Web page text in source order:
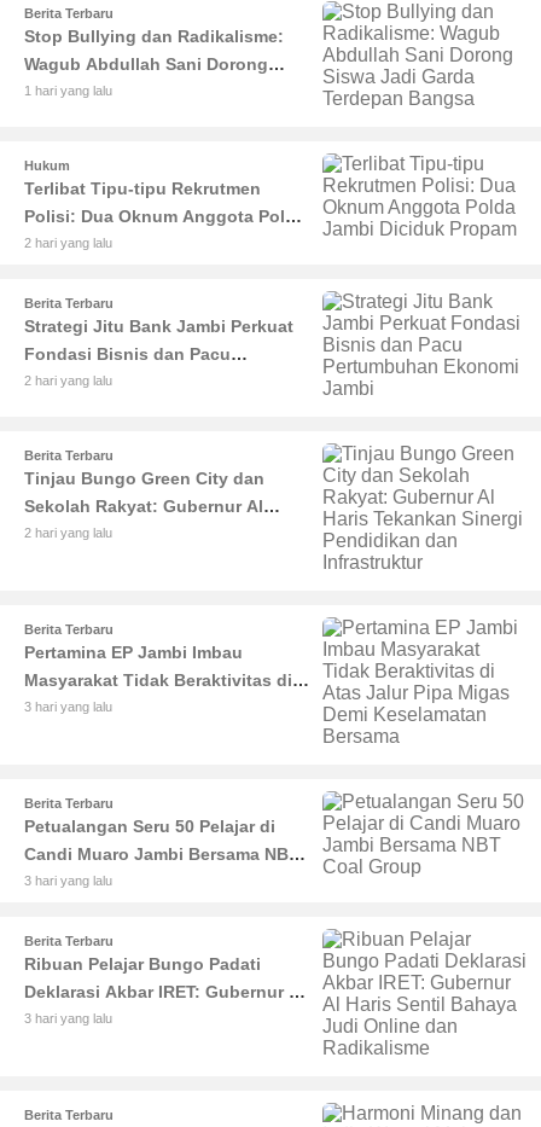
Berita Terbaru
Stop Bullying dan Radikalisme:
Wagub Abdullah Sani Dorong
Siswa Jadi Garda Terdepan
1 hari yang lalu
Hukum
Terlibat Tipu-tipu Rekrutmen
Polisi: Dua Oknum Anggota Polda
Jambi Diciduk Propam
2 hari yang lalu
Berita Terbaru
Strategi Jitu Bank Jambi Perkuat
Fondasi Bisnis dan Pacu
Pertumbuhan Ekonomi Jambi
2 hari yang lalu
Berita Terbaru
Tinjau Bungo Green City dan
Sekolah Rakyat: Gubernur Al
Haris Tekankan Sinergi
2 hari yang lalu
Berita Terbaru
Pertamina EP Jambi Imbau
Masyarakat Tidak Beraktivitas di
Atas Jalur Pipa Migas Demi
3 hari yang lalu
Berita Terbaru
Petualangan Seru 50 Pelajar di
Candi Muaro Jambi Bersama NBT
Coal Group
3 hari yang lalu
Berita Terbaru
Ribuan Pelajar Bungo Padati
Deklarasi Akbar IRET: Gubernur Al
Haris Sentil Bahaya Judi Online
3 hari yang lalu
Berita Terbaru